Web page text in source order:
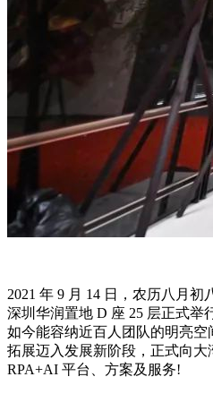
2021 年 9 月 14 日，农历八月
深圳华润置地 D 座 25 层正式举
如今能容纳近百人团队的明亮
拓展迈入发展新阶段，正式向
RPA+AI 平台、方案及服务!